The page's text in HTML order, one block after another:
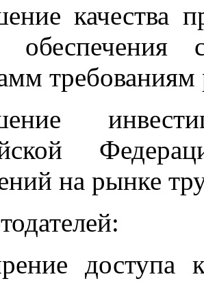
качества
обеспечения
требованиям
на рынке
доступа